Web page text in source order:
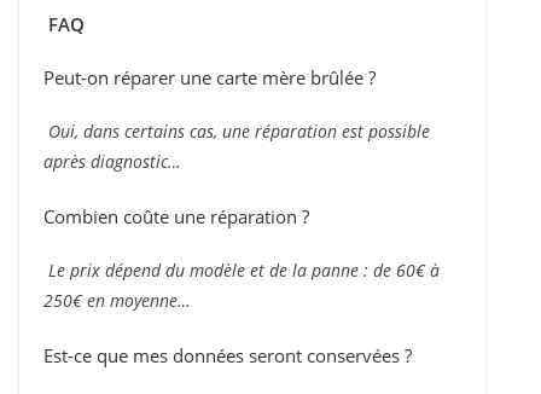
FAQ
Peut-on réparer une carte mère brûlée ?
Oui, dans certains cas, une réparation est possible
après diagnostic…
Combien coûte une réparation ?
Le prix dépend du modèle et de la panne : de 60€ à
250€ en moyenne…
Est-ce que mes données seront conservées ?